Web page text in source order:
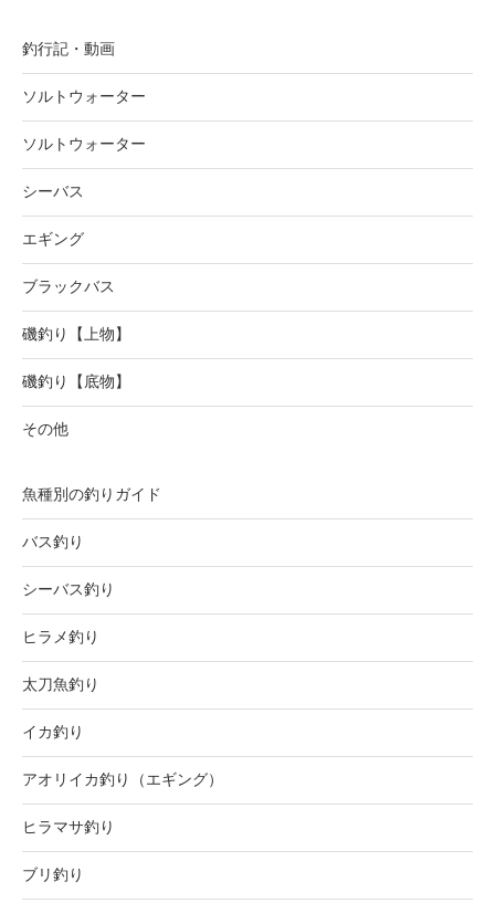
釣行記・動画
ソルトウォーター
ソルトウォーター
シーバス
エギング
ブラックバス
磯釣り【上物】
磯釣り【底物】
その他
魚種別の釣りガイド
バス釣り
シーバス釣り
ヒラメ釣り
太刀魚釣り
イカ釣り
アオリイカ釣り（エギング）
ヒラマサ釣り
ブリ釣り